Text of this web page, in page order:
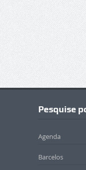
Pesquise
Agenda
Barcelos